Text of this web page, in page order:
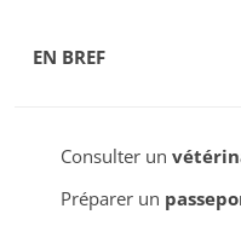
EN BREF
Consulter un
Préparer un